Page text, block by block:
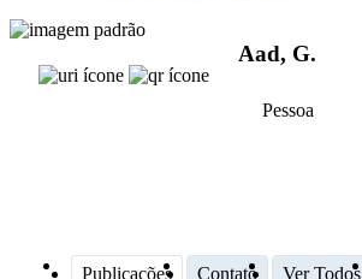
Aad, G.
Pessoa
Publicações Contato Ver Todos